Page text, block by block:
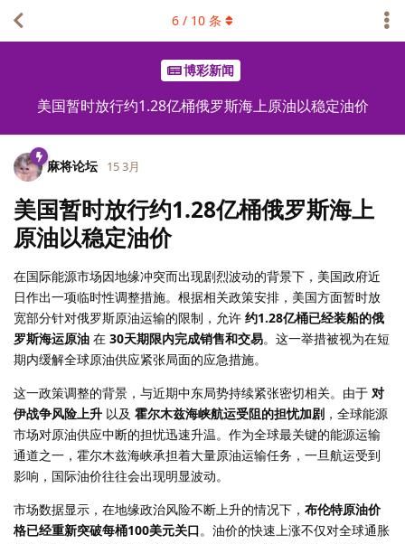
博彩新闻
美国暂时放行约1.28亿桶俄罗斯海上原油以稳定油价
6 / 10 条
麻将论坛 15 3月
美国暂时放行约1.28亿桶俄罗斯海上
原油以稳定油价
在国际能源市场因地缘冲突而出现剧烈波动的背景下，美国政府近
日作出一项临时性调整措施。根据相关政策安排，美国方面暂时放
宽部分针对俄罗斯原油运输的限制，允许 约1.28亿桶已经装船的俄
罗斯海运原油 在 30天期限内完成销售和交易。这一举措被视为在短
期内缓解全球原油供应紧张局面的应急措施。
这一政策调整的背景，与近期中东局势持续紧张密切相关。由于 对
伊战争风险上升 以及 霍尔木兹海峡航运受阻的担忧加剧 ，全球能源
市场对原油供应中断的担忧迅速升温。作为全球最关键的能源运输
通道之一，霍尔木兹海峡承担着大量原油运输任务，一旦航运受到
影响，国际油价往往会出现明显波动。
市场数据显示，在地缘政治风险不断上升的情况下， 布伦特原油价
格已经重新突破每桶100美元关口。油价的快速上涨不仅对全球通胀